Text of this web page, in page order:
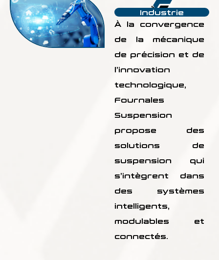
Industrie
À la convergence
de la mécanique
de précision et de
l’innovation
technologique,
Fournales
Suspension
propose des
solutions de
suspension qui
s’intègrent dans
des systèmes
intelligents,
modulables et
connectés.